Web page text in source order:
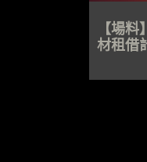
【場
材租借